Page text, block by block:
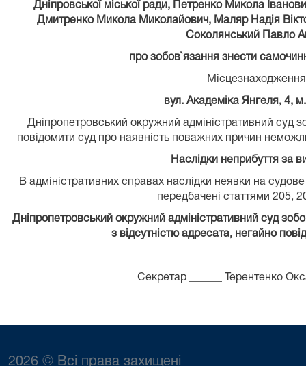
Дніпровської міської ради, Петренко Микола
Дмитренко Микола Миколайович, Маляр Надія
Соколянський Павло
про зобов`язання знести
вул. Академіка Янгеля, 4,
Дніпропетровський окружний адміністративний суд
повідомити суд про наявність поважних причин
Наслідки неприбуття за
В адміністративних справах наслідки неявки на судове
передбачені статтями 205,
Дніпропетровський окружний адміністративний суд
з відсутністю адресата, негайно
Секретар ______ Терентенко
2026 © Всі права захищені